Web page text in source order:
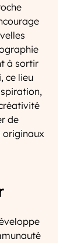
à sortir
ce lieu
de
originaux